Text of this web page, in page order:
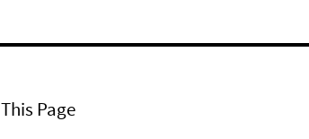
This Page